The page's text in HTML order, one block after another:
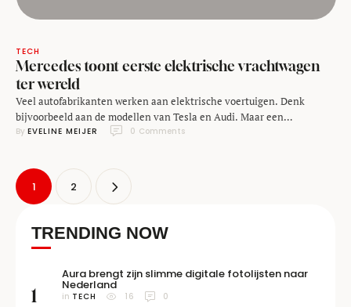
TECH
Mercedes toont eerste elektrische vrachtwagen
ter wereld
Veel autofabrikanten werken aan elektrische voertuigen. Denk
bijvoorbeeld aan de modellen van Tesla en Audi. Maar een
elektrische vrachtwagen was tot nu toe nog niet gemaakt. Maar
Benz Urban eTruck is vrijwel geheel stil, zeker als je hem vergelijkt …
By EVELINE MEIJER 0 Comments
1 2
TRENDING NOW
1
Aura brengt zijn slimme digitale fotolijsten naar
Nederland
in TECH 16 0